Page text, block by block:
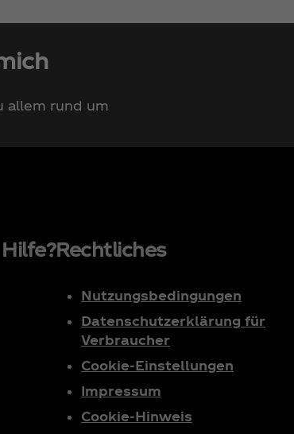
allem rund um
Rechtliches
Nutzungsbedingungen
Datenschutzerklärung für
Verbraucher
Cookie-Einstellungen
Impressum
Cookie-Hinweis